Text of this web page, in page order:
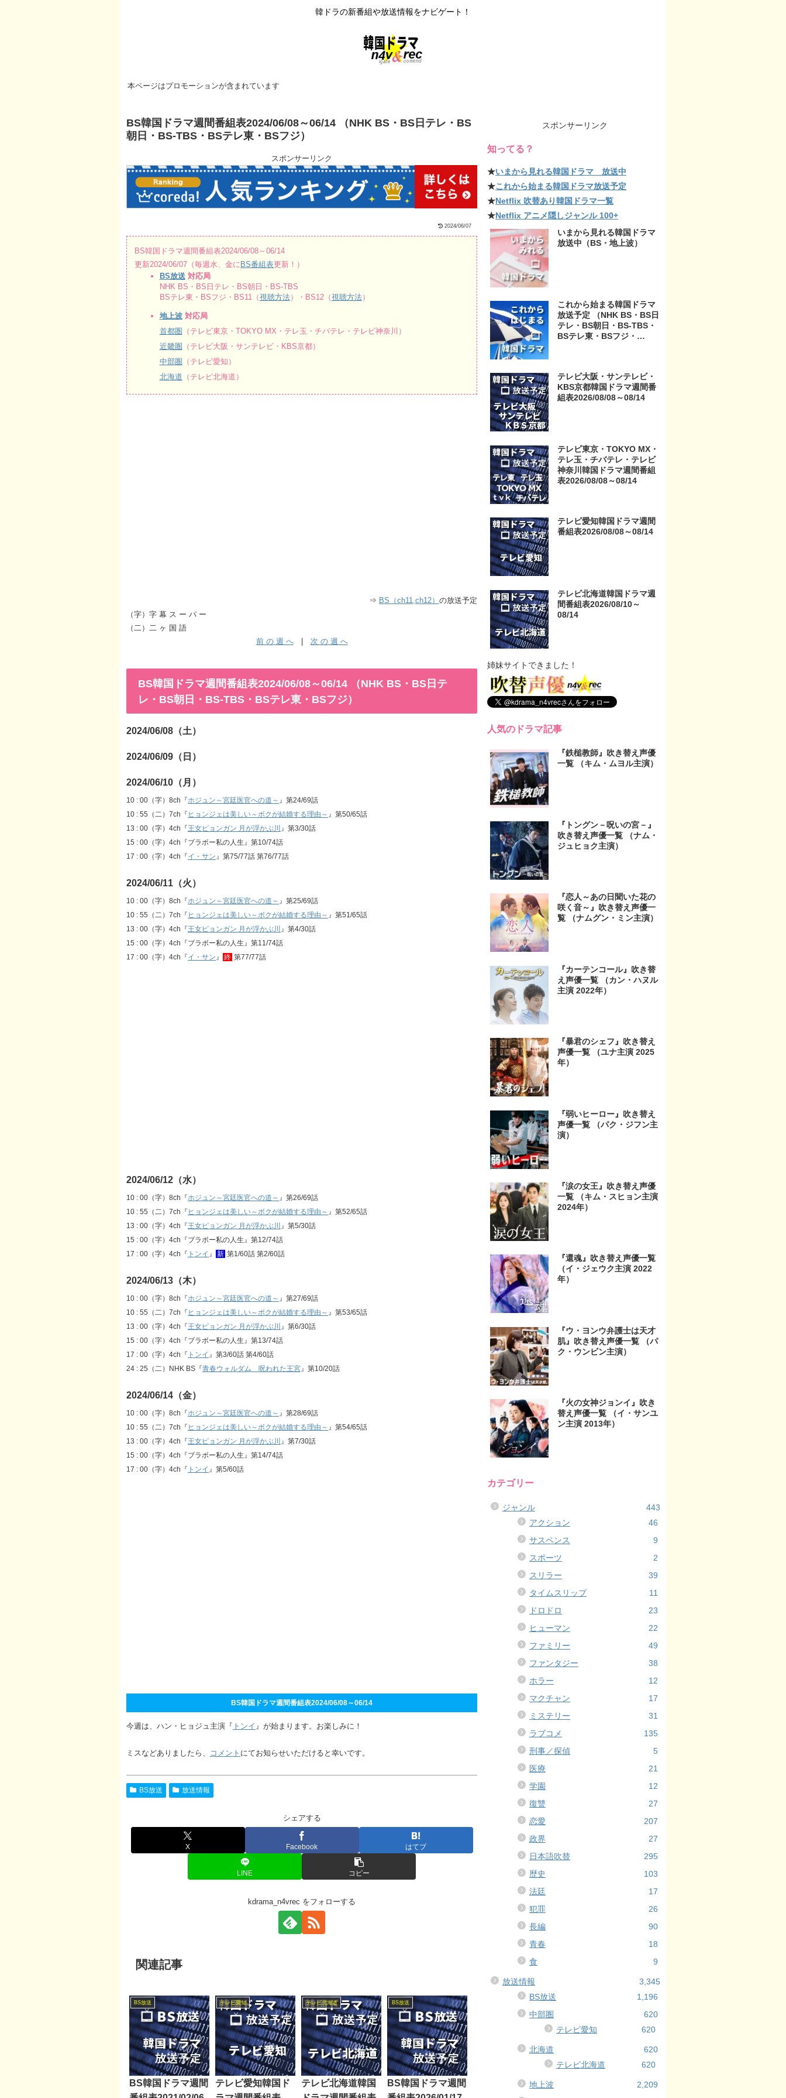
韓ドラの新番組や放送情報をナビゲート！
本ページはプロモーションが含まれています
BS韓国ドラマ週間番組表2024/06/08～06/14 （NHK BS・BS日テレ・BS
朝日・BS-TBS・BSテレ東・BSフジ）
スポンサーリンク
2024/06/07
BS韓国ドラマ週間番組表2024/06/08～06/14
更新2024/06/07（毎週水、金に BS番組表更新！）
BS放送対応局
NHK BS・BS日テレ・BS朝日・BS-TBS
BSテレ東・BSフジ・BS11（視聴方法）・BS12（視聴方法）
地上波対応局
首都圏
（テレビ東京・TOKYO MX・テレ玉・チバテレ・テレビ神奈川）
近畿圏
（テレビ大阪・サンテレビ・KBS京都）
中部圏
（テレビ愛知）
北海道 （テレビ北海道）
⇒ BS（ch11,ch12） の放送予定
（字）字 幕 ス ー パ ー
（二）二 ヶ 国 語
前 の 週 へ| 次 の 週 へ
BS韓国ドラマ週間番組表2024/06/08～06/14 （NHK BS・BS日テ
レ・BS朝日・BS-TBS・BSテレ東・BSフジ）
2024/06/08（土）
2024/06/09（日）
2024/06/10（月）
10 : 00（字）8ch『ホジュン～宮廷医官への道～ 』第24/69話
10 : 55（二）7ch『 ヒョンジェは美しい～ボクが結婚する理由～ 』第50/65話
13 : 00（字）4ch『王女ピョンガン 月が浮かぶ川 』第3/30話
15 : 00（字）4ch『ブラボー私の人生』第10/74話
17 : 00（字）4ch『イ・サン 』第75/77話 第76/77話
2024/06/11（火）
10 : 00（字）8ch『ホジュン～宮廷医官への道～ 』第25/69話
10 : 55（二）7ch『 ヒョンジェは美しい～ボクが結婚する理由～ 』第51/65話
13 : 00（字）4ch『王女ピョンガン 月が浮かぶ川 』第4/30話
15 : 00（字）4ch『ブラボー私の人生』第11/74話
17 : 00（字）4ch『イ・サン 』 終 第77/77話
2024/06/12（水）
10 : 00（字）8ch『ホジュン～宮廷医官への道～ 』第26/69話
10 : 55（二）7ch『 ヒョンジェは美しい～ボクが結婚する理由～ 』第52/65話
13 : 00（字）4ch『王女ピョンガン 月が浮かぶ川 』第5/30話
15 : 00（字）4ch『ブラボー私の人生』第12/74話
17 : 00（字）4ch『 トンイ 』 新 第1/60話 第2/60話
2024/06/13（木）
10 : 00（字）8ch『ホジュン～宮廷医官への道～ 』第27/69話
10 : 55（二）7ch『 ヒョンジェは美しい～ボクが結婚する理由～ 』第53/65話
13 : 00（字）4ch『王女ピョンガン 月が浮かぶ川 』第6/30話
15 : 00（字）4ch『ブラボー私の人生』第13/74話
17 : 00（字）4ch『 トンイ 』第3/60話 第4/60話
24 : 25（二）NHK BS『青春ウォルダム 呪われた王宮』第10/20話
2024/06/14（金）
10 : 00（字）8ch『ホジュン～宮廷医官への道～ 』第28/69話
10 : 55（二）7ch『 ヒョンジェは美しい～ボクが結婚する理由～ 』第54/65話
13 : 00（字）4ch『王女ピョンガン 月が浮かぶ川 』第7/30話
15 : 00（字）4ch『ブラボー私の人生』第14/74話
17 : 00（字）4ch『 トンイ 』第5/60話
BS韓国ドラマ週間番組表2024/06/08～06/14
今週は、ハン・ヒョジュ主演『 トンイ 』が始まります。お楽しみに！
ミスなどありましたら、 コメント にてお知らせいただけると幸いです。
BS放送 放送情報
シェアする
X Facebook はてブ
LINE コピー
kdrama_n4vrec をフォローする
関連記事
BS放送
BS韓国ドラマ週間
テレビ愛知
テレビ愛知韓国ド
テレビ北海道
テレビ北海道韓国
BS放送
BS韓国ドラマ週間
スポンサーリンク
知ってる？
★いまから見れる韓国ドラマ 放送中
★これから始まる韓国ドラマ放送予定
★Netflix 吹替あり韓国ドラマ一覧
★Netflix アニメ隠しジャンル 100+
いまから見れる韓国ドラマ
放送中（BS・地上波）
これから始まる韓国ドラマ
放送予定 （NHK BS・BS日
テレ・BS朝日・BS-TBS・
BSテレ東・BSフジ・
テレビ大阪・サンテレビ・
KBS京都・テレビ愛知・テ
レビ北海道）
テレビ大阪・サンテレビ・
KBS京都韓国ドラマ週間番
組表2026/08/08～08/14
テレビ東京・TOKYO MX・
テレ玉・チバテレ・テレビ
神奈川韓国ドラマ週間番組
表2026/08/08～08/14
テレビ愛知韓国ドラマ週間
番組表2026/08/08～08/14
テレビ北海道韓国ドラマ週
間番組表2026/08/10～
08/14
姉妹サイトできました！
人気のドラマ記事
『鉄槌教師』吹き替え声優
一覧 （キム・ムヨル主演）
『トングン－呪いの宮－』
吹き替え声優一覧 （ナム・
ジュヒョク主演）
『恋人～あの日聞いた花の
咲く音～』吹き替え声優一
覧 （ナムグン・ミン主演）
『カーテンコール』吹き替
え声優一覧 （カン・ハヌル
主演 2022年）
『暴君のシェフ』吹き替え
声優一覧 （ユナ主演 2025
年）
『弱いヒーロー』吹き替え
声優一覧 （パク・ジフン主
演）
『涙の女王』吹き替え声優
一覧 （キム・スヒョン主演
2024年）
『還魂』吹き替え声優一覧
（イ・ジェウク主演 2022
年）
『ウ・ヨンウ弁護士は天才
肌』吹き替え声優一覧 （パ
ク・ウンビン主演）
『火の女神ジョンイ』吹き
替え声優一覧 （イ・サンユ
ン主演 2013年）
カテゴリー
ジャンル
443
アクション
46
サスペンス
9
スポーツ
2
スリラー
39
タイムスリップ
11
ドロドロ
23
ヒューマン
22
ファミリー
49
ファンタジー
38
ホラー
12
マクチャン
17
ミステリー
31
ラブコメ
135
刑事／探偵
5
医療
21
学園
12
復讐
27
恋愛
207
政界
27
日本語吹替
295
歴史
103
法廷
17
犯罪
26
長編
90
青春
18
食
9
放送情報
3,345
BS放送
1,196
中部圏
620
テレビ愛知
620
北海道
620
テレビ北海道
620
地上波
2,209